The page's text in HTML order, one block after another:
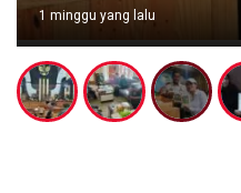
1 minggu yang lalu